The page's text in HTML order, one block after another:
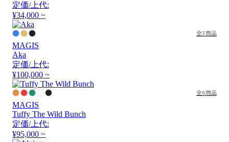
定価/上代:
¥34,000 ~
全3商品
MAGIS
Aka
定価/上代:
¥100,000 ~
全6商品
MAGIS
Tuffy The Wild Bunch
定価/上代:
¥95,000 ~